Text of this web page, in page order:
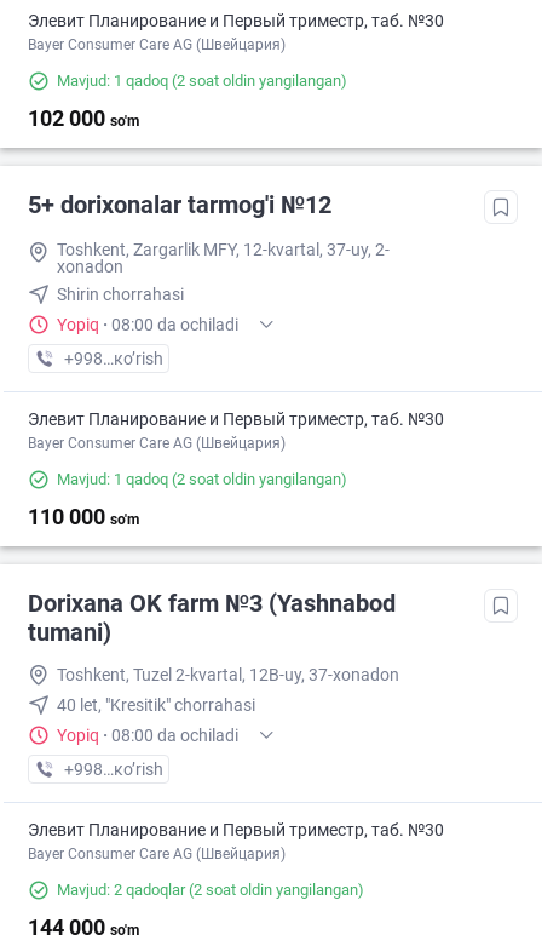
Элевит Планирование и Первый триместр, таб. №30
Bayer Consumer Care AG (Швейцария)
Mavjud: 1 qadoq (2 soat oldin yangilangan)
102 000 so'm
5+ dorixonalar tarmog'i №12
Toshkent, Zargarlik MFY, 12-kvartal, 37-uy, 2-
xonadon
Shirin chorrahasi
Yopiq · 08:00 da ochiladi
+998 (87) XXX-XX-XX
кo’rish
Элевит Планирование и Первый триместр, таб. №30
Bayer Consumer Care AG (Швейцария)
Mavjud: 1 qadoq (2 soat oldin yangilangan)
110 000 so'm
Dorixana OK farm №3 (Yashnabod
tumani)
Toshkent, Tuzel 2-kvartal, 12B-uy, 37-xonadon
40 let, "Kresitik" chorrahasi
Yopiq · 08:00 da ochiladi
+998 (90) XXX-XX-XX
кo’rish
Элевит Планирование и Первый триместр, таб. №30
Bayer Consumer Care AG (Швейцария)
Mavjud: 2 qadoqlar(2 soat oldin yangilangan)
144 000 so'm